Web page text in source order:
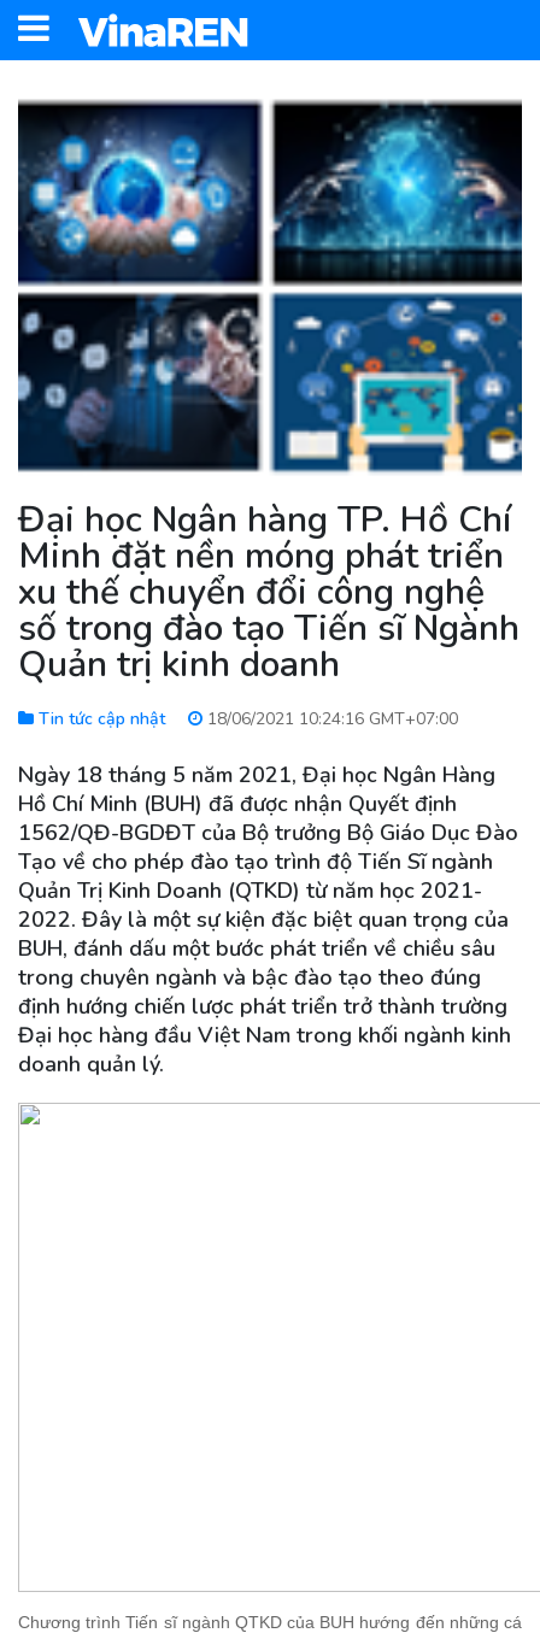
Đại học Ngân hàng TP. Hồ Chí
Minh đặt nền móng phát triển
xu thế chuyển đổi công nghệ
số trong đào tạo Tiến sĩ Ngành
Quản trị kinh doanh
Tin tức cập nhật 18/06/2021 10:24:16 GMT+07:00
Ngày 18 tháng 5 năm 2021, Đại học Ngân Hàng
Hồ Chí Minh (BUH) đã được nhận Quyết định
1562/QĐ-BGDĐT của Bộ trưởng Bộ Giáo Dục Đào
Tạo về cho phép đào tạo trình độ Tiến Sĩ ngành
Quản Trị Kinh Doanh (QTKD) từ năm học 2021-
2022. Đây là một sự kiện đặc biệt quan trọng của
BUH, đánh dấu một bước phát triển về chiều sâu
trong chuyên ngành và bậc đào tạo theo đúng
định hướng chiến lược phát triển trở thành trường
Đại học hàng đầu Việt Nam trong khối ngành kinh
doanh quản lý.
Chương trình Tiến sĩ ngành QTKD của BUH hướng đến những cá